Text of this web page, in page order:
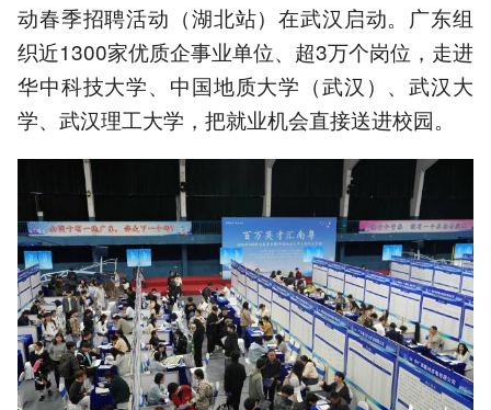
动春季招聘活动（湖北站）在武汉启动。广东组
织近1300家优质企事业单位、超3万个岗位，走进
华中科技大学、中国地质大学（武汉）、武汉大
学、武汉理工大学，把就业机会直接送进校园。